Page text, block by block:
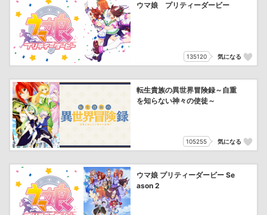
ウマ娘 プリティーダービー
135120 気になる
転生貴族の異世界冒険録～自重
を知らない神々の使徒～
105255 気になる
ウマ娘 プリティーダービー Se
ason 2